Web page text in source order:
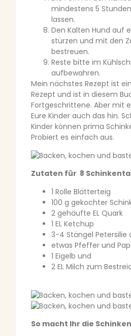
mindestens 5
lassen.
Den Kalten Hund auf
stürzen und mit den
bestreuen.
Reste bitte im
aufbewahren.
Mein nächstes Rezept ist
Rezept und ist in diesem
Fortgeschrittene. Aber mit
Eure Kinder auch das hin.
Kinder können prima
Probiert es einfach aus.
Zutaten für 8
1 Rolle Blätterteig
100 g gekochter
2 gehäufte EL Quark
1 EL Ketchup
3-4 Stängel Petersilie
etwas Pfeffer und
1 Eigelb und
2 EL Milch zum
So macht Ihr die